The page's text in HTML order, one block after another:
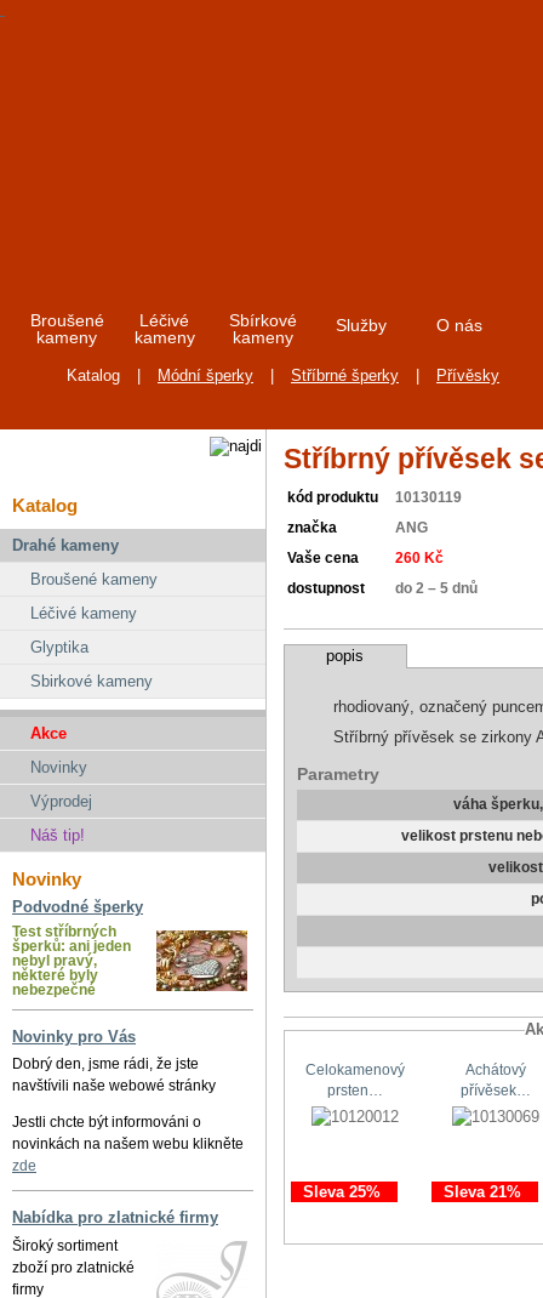
Broušené
kameny
Léčivé
kameny
Sbírkové
kameny
Služby O nás
Katalog Módní šperky Stříbrné šperky Přívěsky
Katalog
Drahé kameny
Broušené kameny
Léčivé kameny
Glyptika
Sbirkové kameny
Akce
Novinky
Výprodej
Náš tip!
Novinky
Podvodné šperky
Test stříbrných
šperků: ani jeden
nebyl pravý,
některé byly
nebezpečné
Novinky pro Vás
Dobrý den, jsme rádi, že jste
navštívili naše webowé stránky
Jestli chcte být informováni o
novinkách na našem webu klikněte
zde
Nabídka pro zlatnické firmy
Široký sortiment
zboží pro zlatnické
firmy
Stříbrný přívěsek
kód produktu 10130119
značka ANG
Vaše cena 260 Kč
dostupnost do 2 – 5 dnů
popis
rhodiovaný, označený
Stříbrný přívěsek se zirkony
Parametry
váha
velikost prstenu
Celokamenový
prsten…
Sleva 25%
Achátový
přívěsek…
Sleva 21%